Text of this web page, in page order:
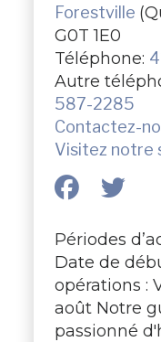
Forestville
G0T 1E0
Téléphone:
Autre
587-2285
Contactez-
Visitez notre
Périodes
Date de
opérations :
août Notre
passionné